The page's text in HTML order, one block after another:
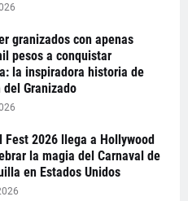
granizados con apenas
pesos a conquistar
la inspiradora historia de
del Granizado
Fest 2026 llega a Hollywood
la magia del Carnaval de
en Estados Unidos